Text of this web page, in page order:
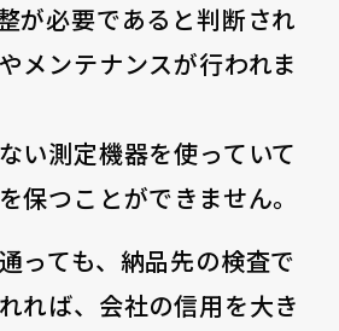
が必要であると判断され
メンテナンスが行われま
い測定機器を使っていて
保つことができません。
っても、納品先の検査で
れば、会社の信用を大き